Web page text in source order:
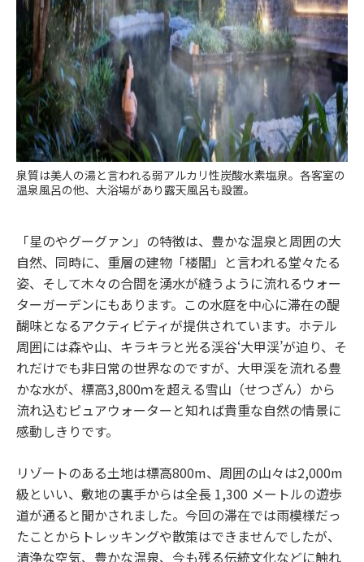
泉質は美人の湯と言われる弱アルカリ性炭酸水素塩泉。各客室の
温泉風呂の他、大浴場があり露天風呂も設置。
「星のやグーグァン」の特徴は、豊かな温泉と周囲の大
自然、同時に、重層の建物「楼閣」と言われる堂々たる
姿、そして木々の合間を湧水が縫うように流れるウォー
ターガーデンにもあります。この水庭を中心に滞在の醍
醐味となるアクティビティが提供されています。ホテル
周囲には森や山、キラキラと光る渓谷‘大甲渓’が迫り、そ
れだけでも非日常の世界なのですが、大甲渓を流れる豊
かな水が、標高3,800ｍを超える雪山（せつざん）から
流れ込むピュアウォーターと知れば貴重な自然の情景に
感動しきりです。
リゾートのある土地は標高800m、周囲の山々は2,000m
級といい、敷地の裏手からは全長 1,300 メートルの遊歩
道が通ると聞かされました。今回の滞在では雨模様だっ
たことからトレッキングや散策はできませんでしたが、
清浄な空気、豊かな温泉、今も残る伝統文化などに触れ